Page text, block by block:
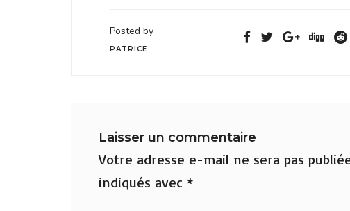
Posted by
PATRICE
Laisser un commentaire
Votre adresse e-mail ne sera pas
indiqués avec *